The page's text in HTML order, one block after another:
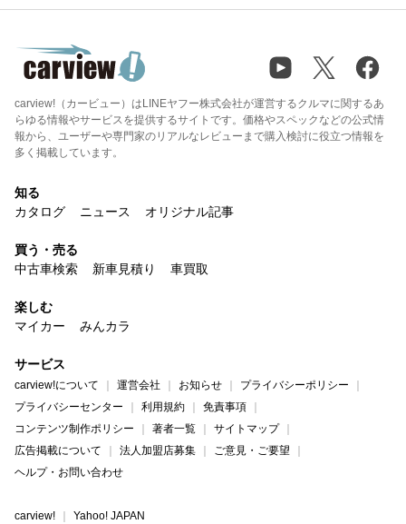
carview!（カービュー）はLINEヤフー株式会社が運営するクルマに関するあ
らゆる情報やサービスを提供するサイトです。価格やスペックなどの公式情
報から、ユーザーや専門家のリアルなレビューまで購入検討に役立つ情報を
多く掲載しています。
知る
カタログ
ニュース オリジナル記事
買う・売る
中古車検索
新車見積り 車買取
楽しむ
マイカー
みんカラ
サービス
carview!について 運営会社 お知らせ
プライバシーポリシー
プライバシーセンター
利用規約
免責事項
コンテンツ制作ポリシー
著者一覧
サイトマップ
広告掲載について
法人加盟店募集
ご意見・ご要望
ヘルプ・お問い合わせ
carview! Yahoo! JAPAN